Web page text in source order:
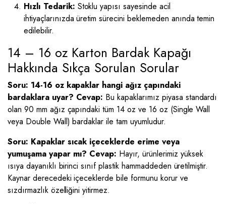
Hızlı Tedarik: Stoklu yapısı sayesinde acil
ihtiyaçlarınızda üretim sürecini beklemeden anında temin
edilebilir.
14 – 16 oz Karton Bardak Kapağı
Hakkında Sıkça Sorulan Sorular
Soru: 14-16 oz kapaklar hangi ağız çapındaki
bardaklara uyar? Cevap: Bu kapaklarımız piyasa standardı
olan 90 mm ağız çapındaki tüm 14 oz ve 16 oz (Single Wall
veya Double Wall) bardaklar ile tam uyumludur.
Soru: Kapaklar sıcak içeceklerde erime veya
yumuşama yapar mı? Cevap: Hayır, ürünlerimiz yüksek
ısıya dayanıklı birinci sınıf plastik hammaddeden üretilmiştir.
Kaynar derecedeki içeceklerde bile formunu korur ve
sızdırmazlık özelliğini yitirmez.